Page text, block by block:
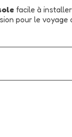
facile à
pour le voyage